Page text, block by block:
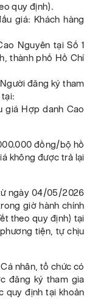
quy định).
giá: Khách hàng
Nguyên tại Số 1
thành phố Hồ Chí
đăng ký tham
giá Hợp danh Cao
đồng/bộ hồ
không được trả lại
ngày 04/05/2026
giờ hành chính
theo quy định) tại
tiện, tự chịu
Cá nhân, tổ chức có
đăng ký tham gia
quy định tại khoản